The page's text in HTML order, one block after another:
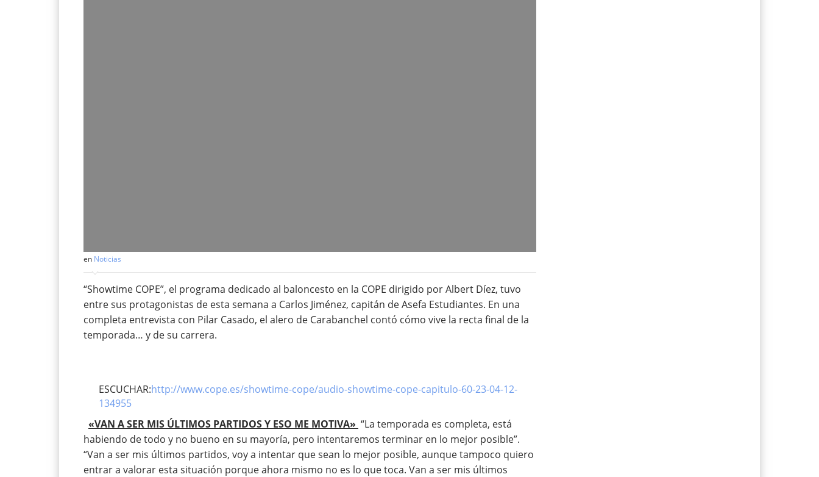
en Noticias
“Showtime COPE”, el programa dedicado al baloncesto en la COPE dirigido por Albert Díez, tuvo
entre sus protagonistas de esta semana a Carlos Jiménez, capitán de Asefa Estudiantes. En una
completa entrevista con Pilar Casado, el alero de Carabanchel contó cómo vive la recta final de la
temporada… y de su carrera.
ESCUCHAR:http://www.cope.es/showtime-cope/audio-showtime-cope-capitulo-60-23-04-12-
134955
«VAN A SER MIS ÚLTIMOS PARTIDOS Y ESO ME MOTIVA» “La temporada es completa, está
habiendo de todo y no bueno en su mayoría, pero intentaremos terminar en lo mejor posible”.
“Van a ser mis últimos partidos, voy a intentar que sean lo mejor posible, aunque tampoco quiero
entrar a valorar esta situación porque ahora mismo no es lo que toca. Van a ser mis últimos